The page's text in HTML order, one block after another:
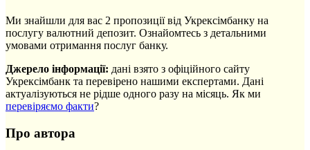
Ми знайшли для вас 2 пропозиції від Укрексімбанку на
послугу валютний депозит. Ознайомтесь з детальними
умовами отримання послуг банку.
Джерело інформації: дані взято з офіційного сайту
Укрексімбанк та перевірено нашими експертами. Дані
актуалізуються не рідше одного разу на місяць. Як ми
перевіряємо факти?
Про автора